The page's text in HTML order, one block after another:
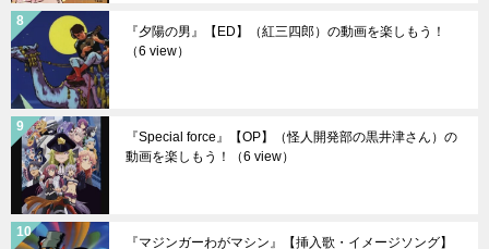
『夕陽の男』【ED】（紅三四郎）の動画を楽しもう！
（6 view）
『Special force』【OP】（怪人開発部の黒井津さん）の
動画を楽しもう！
（6 view）
『マジンガーわがマシン』【挿入歌・イメージソング】